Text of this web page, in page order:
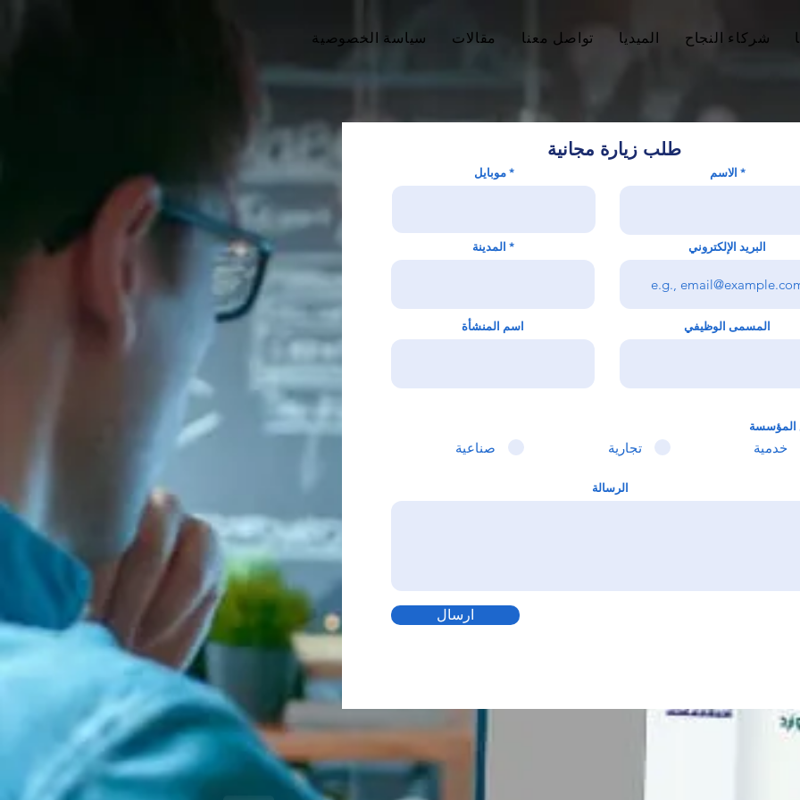
شركاء النجاح الميديا تواصل معنا مقالات سياسة الخصوصية
طلب زيارة مجانية
موبايل
المدينة
اسم المنشأة
الاسم
البريد الإلكتروني
المسمى الوظيفي
المؤسسة
خدمية تجارية صناعية
الرسالة
ارسال